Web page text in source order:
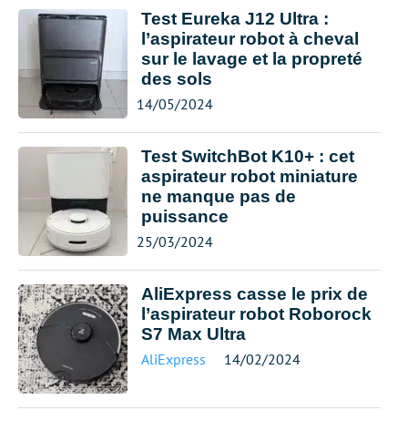
Test Eureka J12 Ultra :
l’aspirateur robot à cheval
sur le lavage et la propreté
des sols
14/05/2024
Test SwitchBot K10+ : cet
aspirateur robot miniature
ne manque pas de
puissance
25/03/2024
AliExpress casse le prix de
l’aspirateur robot Roborock
S7 Max Ultra
AliExpress 14/02/2024